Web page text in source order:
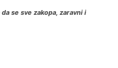
se sve zakopa, zaravni i